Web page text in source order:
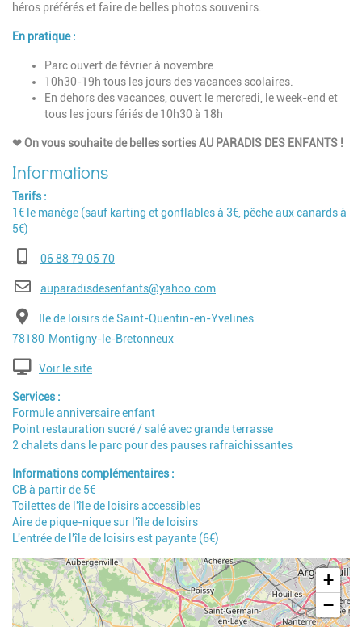
héros préférés et faire de belles photos souvenirs.
En pratique :
Parc ouvert de février à novembre
10h30-19h tous les jours des vacances scolaires.
En dehors des vacances, ouvert le mercredi, le week-end et
tous les jours fériés de 10h30 à 18h
❤On vous souhaite de belles sorties AU PARADIS DES ENFANTS !
Tarifs
1€ le manège (sauf karting et gonflables à 3€, pêche aux canards à
5€)
Téléphone06 88 79 05 70
E-mailauparadisdesenfants@yahoo.com
AdresseIle de loisirs de Saint-Quentin-en-Yvelines
Code postal
78180 Ville
Montigny-le-Bretonneux
Voir le site
Services
Formule anniversaire enfant
Point restauration sucré / salé avec grande terrasse
2 chalets dans le parc pour des pauses rafraichissantes
Informations complémentaires
CB à partir de 5€
Toilettes de l'île de loisirs accessibles
Aire de pique-nique sur l'île de loisirs
L'entrée de l'île de loisirs est payante (6€)
Geolocalisation
+
−